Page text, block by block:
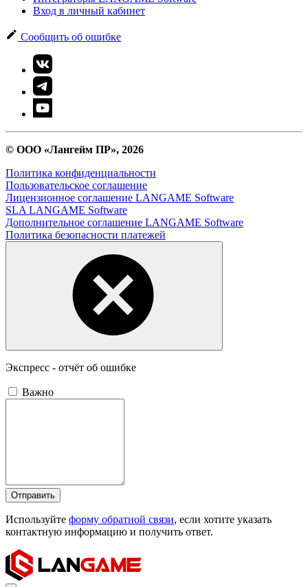
Вход в личный кабинет
Сообщить об ошибке
© ООО «Лангейм ПР», 2026
Политика конфиденциальности
Пользовательское соглашение
Лицензионное соглашение LANGAME Software
SLA LANGAME Software
Дополнительное соглашение LANGAME Software
Политика безопасности платежей
Экспресс - отчёт об ошибке
Важно
Отправить
Используйте форму обратной связи, если хотите указать
контактную информацию и получить ответ.